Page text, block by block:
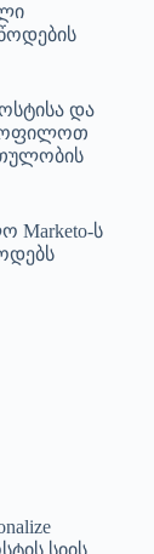
და
Marketo-ს
სიის